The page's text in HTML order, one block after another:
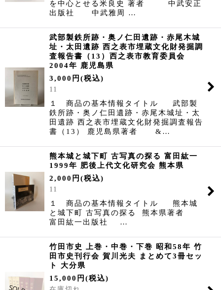
を中心とせる米良史 著者 中武安正
出版社 中武雅周 …
武部製鉄所跡・奥ノ仁田遺跡・赤尾木城
址・太田遺跡 西之表市埋蔵文化財発掘調
査報告書（13）西之表市教育委員会
2004年 鹿児島県
3,000 円 (税込)
11
１ 商品の基本情報タイトル 武部製
鉄所跡・奥ノ仁田遺跡・赤尾木城址・太
田遺跡 西之表市埋蔵文化財発掘調査報告
書（13） 鹿児島県著者 &…
熊本城と城下町 古写真の探る 富田紘一
1999年 肥後上代文化研究会 熊本県
2,000 円 (税込)
11
１ 商品の基本情報タイトル 熊本城
と城下町 古写真の探る 熊本県著者
富田紘一出版社 …
竹田市史 上巻・中巻・下巻 昭和58年 竹
田市史刊行会 賀川光夫 まとめて3冊セッ
ト 大分県
15,000 円 (税込)